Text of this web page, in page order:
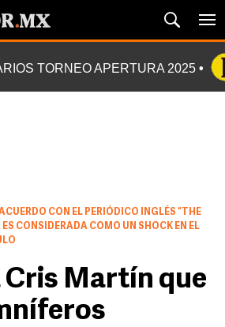
TORNEO APERTURA 2025
ACUERDO CON EL PERIÓDICO INGLÉS “THE
CONSIDERADA COMO UN SHOCK EN EL
Cris Martín que